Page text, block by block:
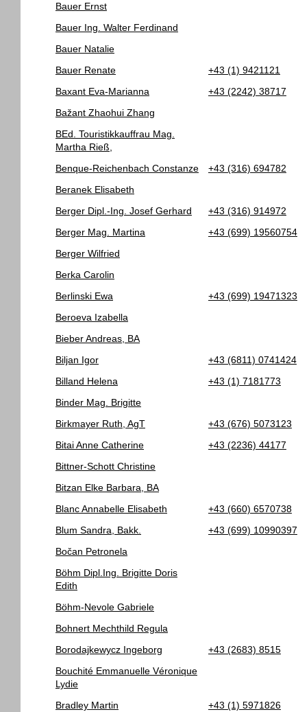
Bauer Ernst
Bauer Ing. Walter Ferdinand
Bauer Natalie
Bauer Renate
+43 (1) 9421121
Baxant Eva-Marianna
+43 (2242) 38717
Bažant Zhaohui Zhang
BEd. Touristikkauffrau Mag.
Martha Rieß,
Benque-Reichenbach Constanze +43 (316) 694782
Beranek Elisabeth
Berger Dipl.-Ing. Josef Gerhard
+43 (316) 914972
Berger Mag. Martina
+43 (699) 19560754
Berger Wilfried
Berka Carolin
Berlinski Ewa
+43 (699) 19471323
Beroeva Izabella
Bieber Andreas, BA
Biljan Igor
+43 (6811) 0741424
Billand Helena
+43 (1) 7181773
Binder Mag. Brigitte
Birkmayer Ruth, AgT
+43 (676) 5073123
Bitai Anne Catherine
+43 (2236) 44177
Bittner-Schott Christine
Bitzan Elke Barbara, BA
Blanc Annabelle Elisabeth
+43 (660) 6570738
Blum Sandra, Bakk.
+43 (699) 10990397
Bočan Petronela
Böhm Dipl.Ing. Brigitte Doris
Edith
Böhm-Nevole Gabriele
Bohnert Mechthild Regula
Borodajkewycz Ingeborg
+43 (2683) 8515
Bouchité Emmanuelle Véronique
Lydie
Bradley Martin +43 (1) 5971826